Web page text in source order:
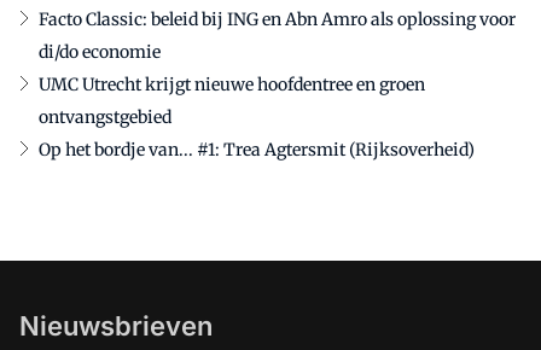
Facto Classic: beleid bij ING en Abn Amro als oplossing voor
di/do economie
UMC Utrecht krijgt nieuwe hoofdentree en groen
ontvangstgebied
Op het bordje van... #1: Trea Agtersmit (Rijksoverheid)
Nieuwsbrieven